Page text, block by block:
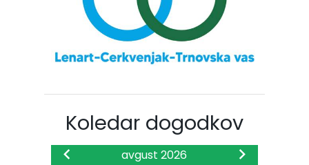
Koledar dogodkov
avgust 2026